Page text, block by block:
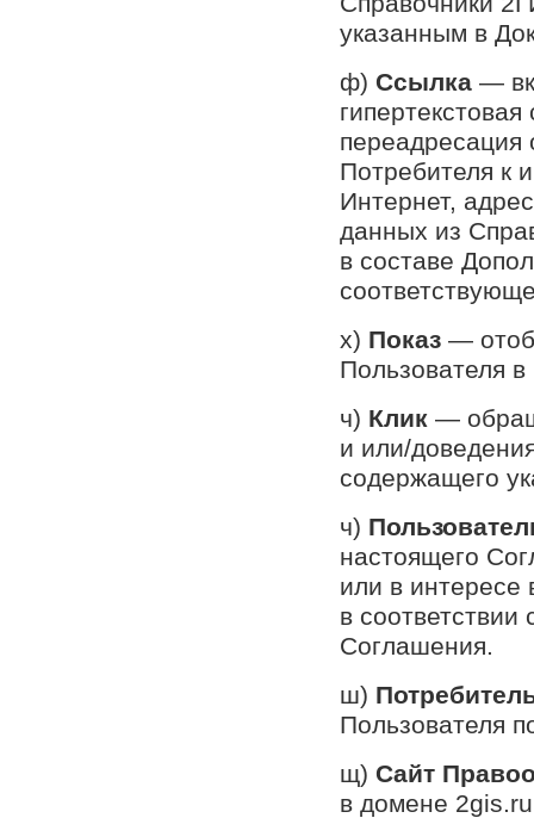
указанным в
ф) Ссылка —
переадресация
Потребителя к
Интернет,
данных из
в составе
х) Показ —
Пользователя в
ч) Клик —
и или/
содержащего
ч)
настоящего
или в интересе
в
Соглашения.
ш)
Пользователя
щ) Сайт
в домене